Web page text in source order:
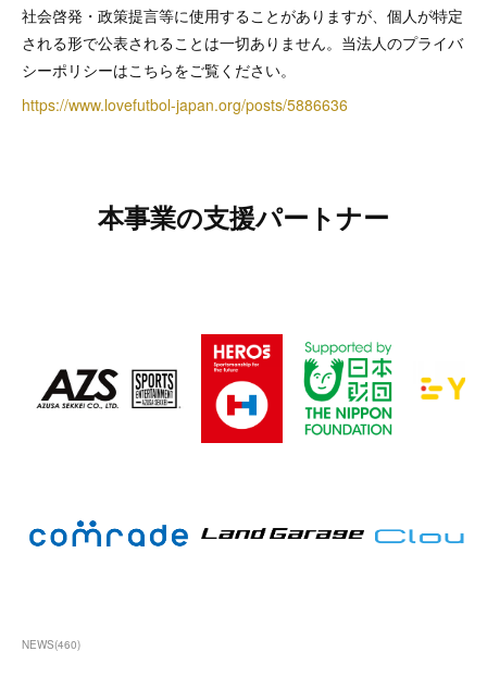
社会啓発・政策提言等に使用することがありますが、個人が特定
される形で公表されることは一切ありません。当法人のプライバ
シーポリシーはこちらをご覧ください。
https://www.lovefutbol-japan.org/posts/5886636
本事業の支援パートナー
NEWS(460)